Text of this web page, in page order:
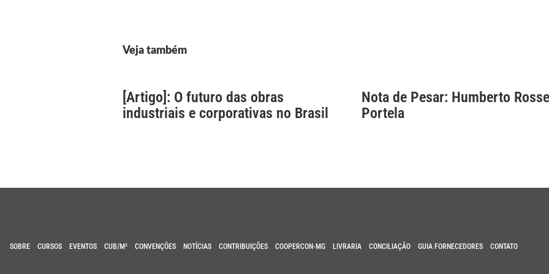
Veja também
[Artigo]: O futuro das obras
industriais e corporativas no Brasil
Nota de Pesar: Humberto
Portela
SOBRE CURSOS EVENTOS CUB/M² CONVENÇÕES NOTÍCIAS CONTRIBUIÇÕES COOPERCON-MG LIVRARIA CONCILIAÇÃO GUIA FORNECEDORES CONTATO